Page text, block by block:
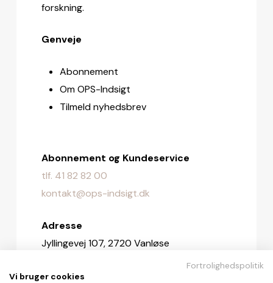
forskning.
Genveje
Abonnement
Om OPS-Indsigt
Tilmeld nyhedsbrev
Abonnement og Kundeservice
tlf. 41 82 82 00
kontakt@ops-indsigt.dk
Adresse
Jyllingevej 107, 2720 Vanløse
Redaktionen
Fortrolighedspolitik
Vi bruger cookies